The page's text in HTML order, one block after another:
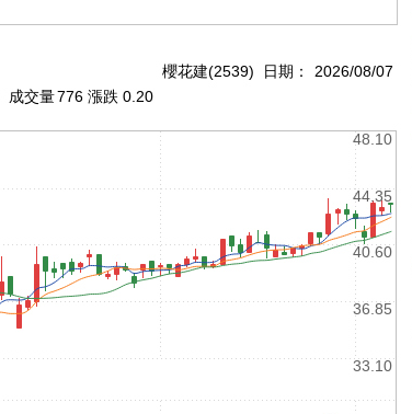
櫻花建(2539) 日期：
2026/08/07
成交量776 漲跌 0.20
33.10
36.85
40.60
44.35
48.10